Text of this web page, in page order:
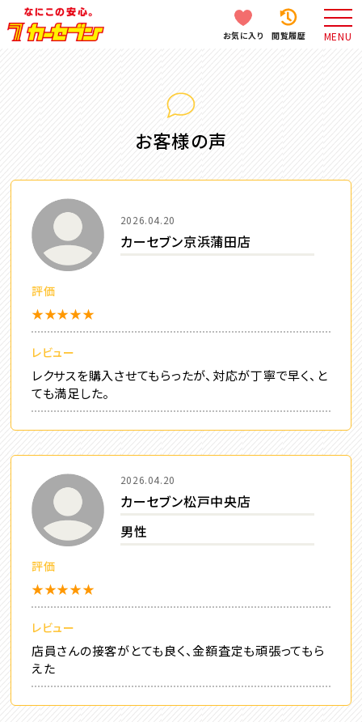
お気に入り 閲覧履歴 MENU
お客様の声
2026.04.20
カーセブン京浜蒲田店
評価
★★★★★
レビュー
レクサスを購入させてもらったが、対応が丁寧で早く、と
ても満足した。
2026.04.20
カーセブン松戸中央店
男性
評価
★★★★★
レビュー
店員さんの接客がとても良く、金額査定も頑張ってもら
えた